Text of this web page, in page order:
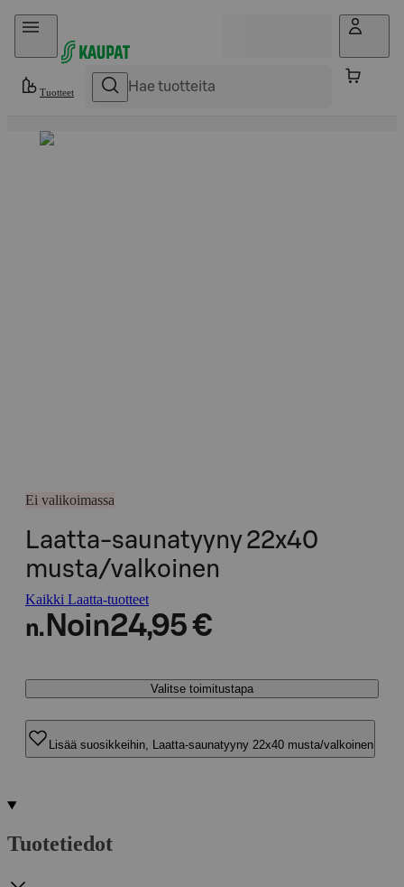
Hyppää sisältöön
Tuotteet
Ei valikoimassa
Laatta-saunatyyny 22x40
musta/valkoinen
Kaikki Laatta-tuotteet
n. Noin24,95 €
Valitse toimitustapa
Lisää suosikkeihin, Laatta-saunatyyny 22x40 musta/valkoinen
Tuotetiedot